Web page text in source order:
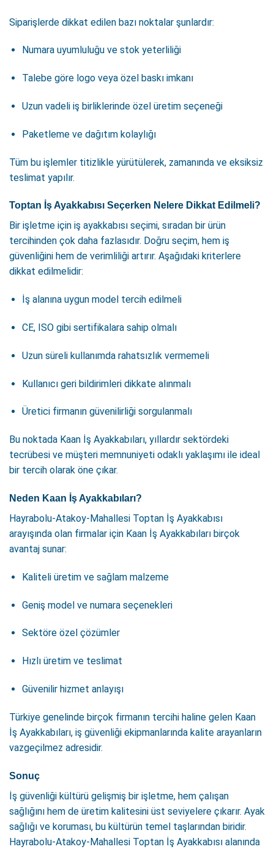
Siparişlerde dikkat edilen bazı noktalar şunlardır:
Numara uyumluluğu ve stok yeterliliği
Talebe göre logo veya özel baskı imkanı
Uzun vadeli iş birliklerinde özel üretim seçeneği
Paketleme ve dağıtım kolaylığı
Tüm bu işlemler titizlikle yürütülerek, zamanında ve eksiksiz
teslimat yapılır.
Toptan İş Ayakkabısı Seçerken Nelere Dikkat Edilmeli?
Bir işletme için iş ayakkabısı seçimi, sıradan bir ürün
tercihinden çok daha fazlasıdır. Doğru seçim, hem iş
güvenliğini hem de verimliliği artırır. Aşağıdaki kriterlere
dikkat edilmelidir:
İş alanına uygun model tercih edilmeli
CE, ISO gibi sertifikalara sahip olmalı
Uzun süreli kullanımda rahatsızlık vermemeli
Kullanıcı geri bildirimleri dikkate alınmalı
Üretici firmanın güvenilirliği sorgulanmalı
Bu noktada Kaan İş Ayakkabıları, yıllardır sektördeki
tecrübesi ve müşteri memnuniyeti odaklı yaklaşımı ile ideal
bir tercih olarak öne çıkar.
Neden Kaan İş Ayakkabıları?
Hayrabolu-Atakoy-Mahallesi Toptan İş Ayakkabısı
arayışında olan firmalar için Kaan İş Ayakkabıları birçok
avantaj sunar:
Kaliteli üretim ve sağlam malzeme
Geniş model ve numara seçenekleri
Sektöre özel çözümler
Hızlı üretim ve teslimat
Güvenilir hizmet anlayışı
Türkiye genelinde birçok firmanın tercihi haline gelen Kaan
İş Ayakkabıları, iş güvenliği ekipmanlarında kalite arayanların
vazgeçilmez adresidir.
Sonuç
İş güvenliği kültürü gelişmiş bir işletme, hem çalışan
sağlığını hem de üretim kalitesini üst seviyelere çıkarır. Ayak
sağlığı ve koruması, bu kültürün temel taşlarından biridir.
Hayrabolu-Atakoy-Mahallesi Toptan İş Ayakkabısı alanında